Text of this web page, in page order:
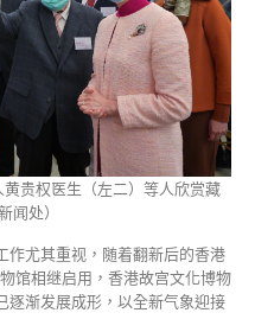
贵权医生（左二）等人欣赏藏
闻处）
作尤其重视，随着翻新后的香港
馆相继启用，香港故宫文化博物
逐渐发展成形，以全新气象迎接